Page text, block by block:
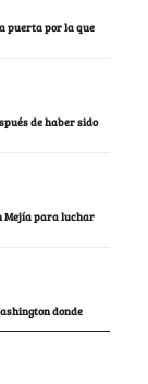
puerta por la que
de haber sido
Mejía para luchar
donde